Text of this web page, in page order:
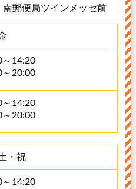
便局ツインメッセ前
～14:20
～20:00
～14:20
～20:00
・祝
～14:20